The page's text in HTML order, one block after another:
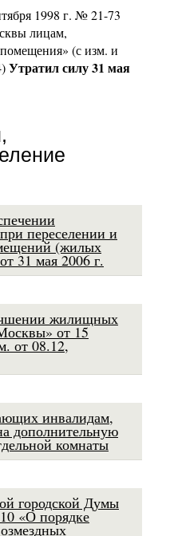
1998 г. № 21-73
лицам,
(с изм. и
Утратил силу 31 мая
переселении и
(жилых
31 мая 2006 г.
жилищных
от 15
от 08.12,
инвалидам,
дополнительную
комнаты
городской Думы
«О порядке